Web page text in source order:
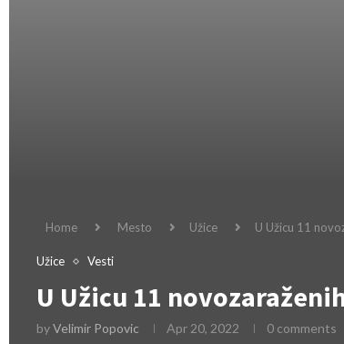
Home Mesto Užice U Užicu 11
Užice Vesti
U Užicu 11
byVelimir Popovic Apr 20, 2022 0 comments